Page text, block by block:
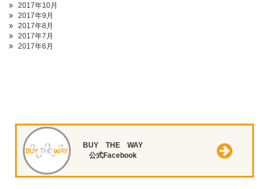
2017年10月
2017年9月
2017年8月
2017年7月
2017年6月
BUY THE WAY
公式Facebook